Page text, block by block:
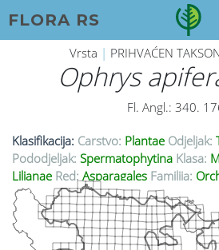
FLORA RS
Vrsta | PRIHVAĆEN
Ophrys
Fl. Angl.: 340.
Klasifikacija: Carstvo: Plantae Odjeljak:
Pododjeljak: Spermatophytina Klasa:
Lilianae Red: Asparagales Familija: